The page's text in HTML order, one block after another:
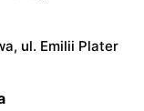
ul. Henryka
19
31C
ul. Emilii Plater